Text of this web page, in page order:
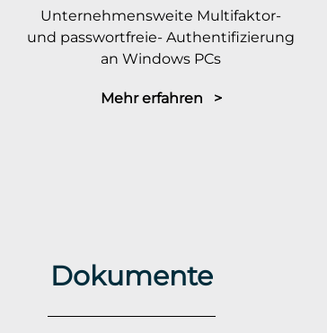
Unternehmensweite Multifaktor-
und passwortfreie- Authentifizierung
an Windows PCs
Mehr erfahren >
Dokumente